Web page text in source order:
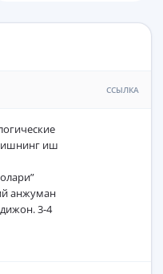
ССЫЛКА
иш
анжуман
3-4